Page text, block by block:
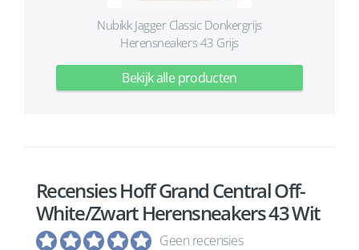
Nubikk Jagger Classic Donkergrijs
Herensneakers 43 Grijs
Bekijk alle producten
Recensies Hoff Grand Central Off-
White/Zwart Herensneakers 43 Wit
Geen recensies